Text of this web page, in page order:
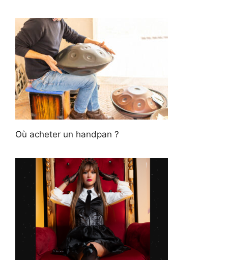
Où acheter un handpan ?